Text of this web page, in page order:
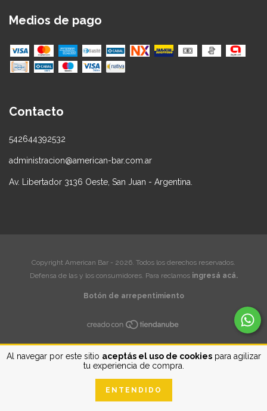
Al navegar por este sitio aceptás el uso de cookiespara agilizar
tu experiencia de compra.
ENTENDIDO
Medios de pago
Contacto
542644392532
administracion@american-bar.com.ar
Av. Libertador 3136 Oeste, San Juan - Argentina.
Copyright American Bar - 2026. Todos los derechos reservados.
Defensa de las y los consumidores. Para reclamos ingresá acá.
Botón de arrepentimiento